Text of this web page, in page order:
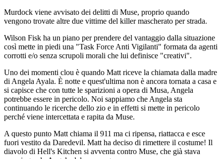
Murdock viene avvisato dei delitti di Muse, proprio quando
vengono trovate altre due vittime del killer mascherato per strada.
Wilson Fisk ha un piano per prendere del vantaggio dalla situazione
così mette in piedi una "Task Force Anti Vigilanti" formata da agenti
corrotti e/o senza scrupoli morali che lui definisce "creativi".
Uno dei momenti clou è quando Matt riceve la chiamata dalla madre
di Angela Ayala. È notte e quest'ultima non è ancora tornata a casa e
si capisce che con tutte le sparizioni a opera di Musa, Angela
potrebbe essere in pericolo. Noi sappiamo che Angela sta
continuando le ricerche dello zio e in effetti si mette in pericolo
perché viene intercettata e rapita da Muse.
A questo punto Matt chiama il 911 ma ci ripensa, riattacca e esce
fuori vestito da Daredevil. Matt ha deciso di rimettere il costume! Il
diavolo di Hell's Kitchen si avventa contro Muse, che già stava